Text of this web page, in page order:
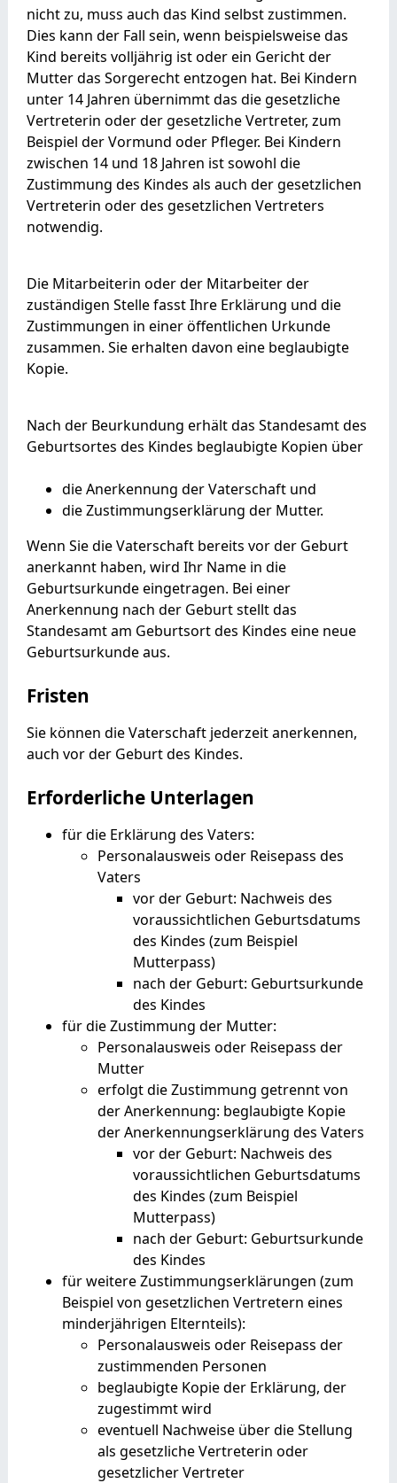
nicht zu, muss auch das Kind selbst zustimmen.
Dies kann der Fall sein, wenn beispielsweise das
Kind bereits volljährig ist oder ein Gericht der
Mutter das Sorgerecht entzogen hat. Bei Kindern
unter 14 Jahren übernimmt das die gesetzliche
Vertreterin oder der gesetzliche Vertreter, zum
Beispiel der Vormund oder Pfleger. Bei Kindern
zwischen 14 und 18 Jahren ist sowohl die
Zustimmung des Kindes als auch der gesetzlichen
Vertreterin oder des gesetzlichen Vertreters
notwendig.
Die Mitarbeiterin oder der Mitarbeiter der
zuständigen Stelle fasst Ihre Erklärung und die
Zustimmungen in einer öffentlichen Urkunde
zusammen. Sie erhalten davon eine beglaubigte
Kopie.
Nach der Beurkundung erhält das Standesamt des
Geburtsortes des Kindes beglaubigte Kopien über
die Anerkennung der Vaterschaft und
die Zustimmungserklärung der Mutter.
Wenn Sie die Vaterschaft bereits vor der Geburt
anerkannt haben, wird Ihr Name in die
Geburtsurkunde eingetragen. Bei einer
Anerkennung nach der Geburt stellt das
Standesamt am Geburtsort des Kindes eine neue
Geburtsurkunde aus.
Fristen
Sie können die Vaterschaft jederzeit anerkennen,
auch vor der Geburt des Kindes.
Erforderliche Unterlagen
für die Erklärung des Vaters:
Personalausweis oder Reisepass des
Vaters
vor der Geburt: Nachweis des
voraussichtlichen Geburtsdatums
des Kindes (zum Beispiel
Mutterpass)
nach der Geburt: Geburtsurkunde
des Kindes
für die Zustimmung der Mutter:
Personalausweis oder Reisepass der
Mutter
erfolgt die Zustimmung getrennt von
der Anerkennung: beglaubigte Kopie
der Anerkennungserklärung des Vaters
vor der Geburt: Nachweis des
voraussichtlichen Geburtsdatums
des Kindes (zum Beispiel
Mutterpass)
nach der Geburt: Geburtsurkunde
des Kindes
für weitere Zustimmungserklärungen (zum
Beispiel von gesetzlichen Vertretern eines
minderjährigen Elternteils):
Personalausweis oder Reisepass der
zustimmenden Personen
beglaubigte Kopie der Erklärung, der
zugestimmt wird
eventuell Nachweise über die Stellung
als gesetzliche Vertreterin oder
gesetzlicher Vertreter